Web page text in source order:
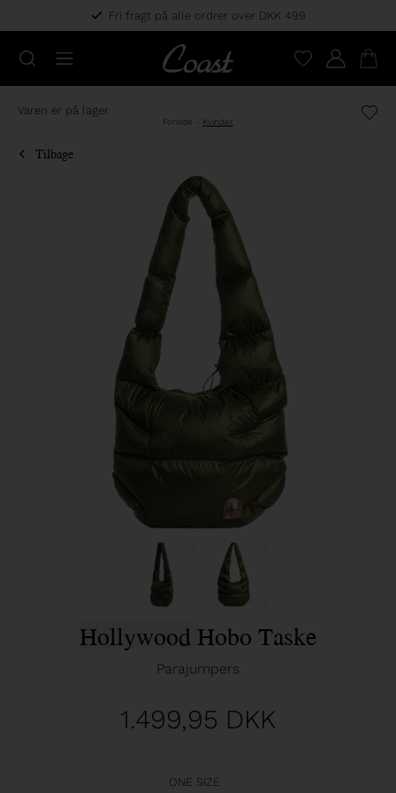
Fri fragt på alle ordrer over DKK 499
Varen er på lager
Forside - Kvinder
Tilbage
Hollywood Hobo Taske
Parajumpers
1.499,95 DKK
ONE SIZE